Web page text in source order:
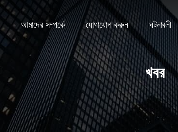
আমাদের সম্পর্কে যোগাযোগ করুন ঘটনাবলী
খবর